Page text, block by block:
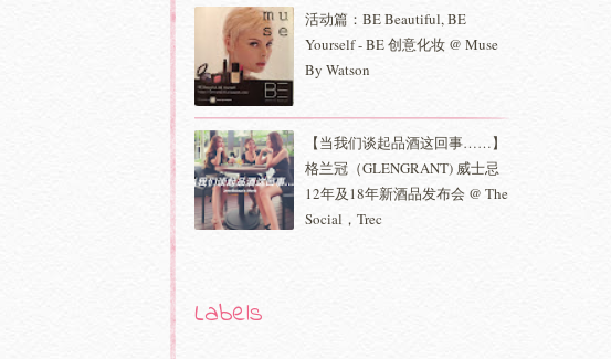
活动篇：BE Beautiful, BE
Yourself - BE 创意化妆 @ Muse
By Watson
【当我们谈起品酒这回事……】
格兰冠（GLENGRANT) 威士忌
12年及18年新酒品发布会 @ The
Social，Trec
Labels